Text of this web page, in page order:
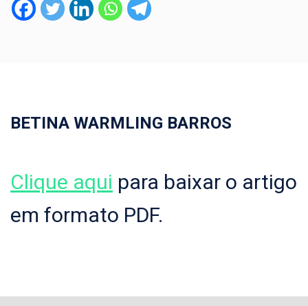
BETINA WARMLING BARROS
Clique aqui para baixar o artigo
em formato PDF.